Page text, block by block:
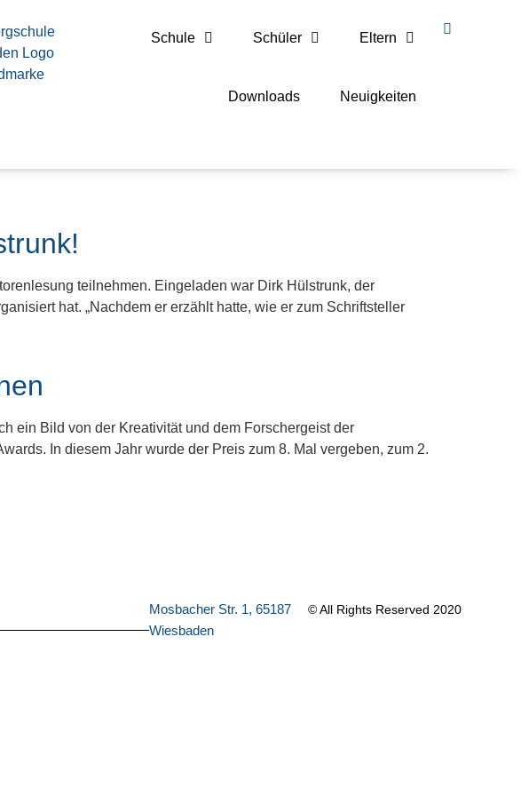
Schule Schüler Eltern
Downloads Neuigkeiten
teilnehmen. Eingeladen war Dirk Hülstrunk, der
hat. „Nachdem er erzählt hatte, wie er zum Schriftsteller
ein Bild von der Kreativität und dem Forschergeist der
In diesem Jahr wurde der Preis zum 8. Mal vergeben, zum 2.
Mosbacher Str. 1, 65187
Wiesbaden
© All Rights Reserved 2020